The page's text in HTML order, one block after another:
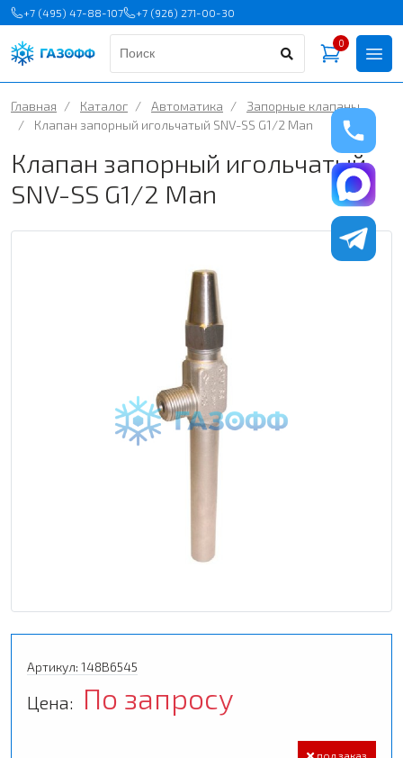
+7 (495) 47-88-107 +7 (926) 271-00-30
0
Главная / Каталог / Автоматика /
Запорные клапаны
/
Клапан запорный игольчатый SNV-SS G1/2 Man
Клапан запорный игольчатый
SNV-SS G1/2 Man
Артикул: 148B6545
Цена: По запросу
под заказ